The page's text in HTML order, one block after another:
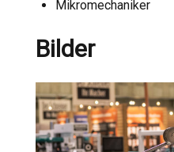
Mikromechaniker
Bilder